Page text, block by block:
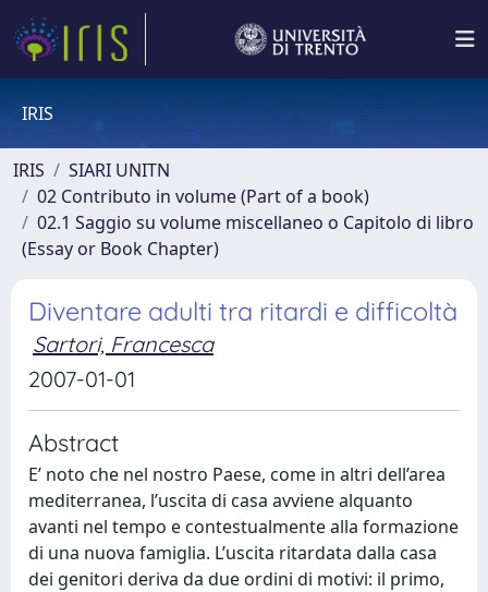
IRIS
IRIS
SIARI UNITN
02 Contributo in volume (Part of a book)
02.1 Saggio su volume miscellaneo o Capitolo di libro
(Essay or Book Chapter)
Diventare adulti tra ritardi e difficoltà
Sartori, Francesca
2007-01-01
Abstract
E’ noto che nel nostro Paese, come in altri dell’area
mediterranea, l’uscita di casa avviene alquanto
avanti nel tempo e contestualmente alla formazione
di una nuova famiglia. L’uscita ritardata dalla casa
dei genitori deriva da due ordini di motivi: il primo,